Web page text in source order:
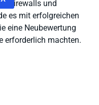
Firewalls und
es mit erfolgreichen
eine Neubewertung
erforderlich machten.